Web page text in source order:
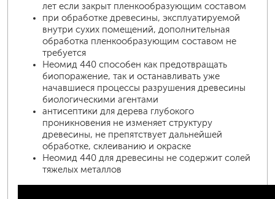
лет если закрыт пленкообразующим составом
при обработке древесины, эксплуатируемой
внутри сухих помещений, дополнительная
обработка пленкообразующим составом не
требуется
Неомид 440 способен как предотвращать
биопоражение, так и останавливать уже
начавшиеся процессы разрушения древесины
биологическими агентами
антисептики для дерева глубокого
проникновения не изменяет структуру
древесины, не препятствует дальнейшей
обработке, склеиванию и окраске
Неомид 440 для древесины не содержит солей
тяжелых металлов